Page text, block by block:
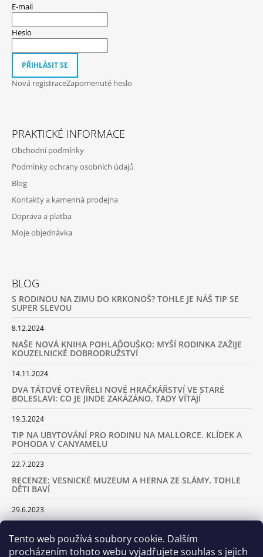
Tento web používá soubory cookie. Dalším
procházením tohoto webu vyjadřujete souhlas s jejich
E-mail
Heslo
PŘIHLÁSIT SE
Nová registraceZapomenuté heslo
PRAKTICKÉ INFORMACE
Obchodní podmínky
Podmínky ochrany osobních údajů
Blog
Kontakty a kamenná prodejna
Doprava a platba
Moje objednávka
BLOG
S RODINOU NA ZIMU DO KRKONOŠ? TOHLE JE NÁŠ TIP SE
SUPER SLEVOU
8.12.2024
NAŠE NOVÁ KNIHA POHLAĎOUŠKO: MYŠÍ RODINKA ZAŽIJE
KOUZELNICKÉ DOBRODRUŽSTVÍ
14.11.2024
DVA TÁTOVÉ OTEVŘELI NOVÉ HRAČKÁŘSTVÍ VE STARÉ
BOLESLAVI: CO JE JINDE ZAKÁZÁNO, TADY VÍTAJÍ
19.3.2024
TIP NA UBYTOVÁNÍ PRO RODINU NA MALLORCE. KLÍDEK A
POHODA V CANYAMELU
22.7.2023
RECENZE: VESNICKÉ MUZEUM A HERNA ZE SLÁMY. TOHLE
DĚTI BAVÍ
29.6.2023
KOLIK VÁS TO BUDE STÁT
18.2.2023